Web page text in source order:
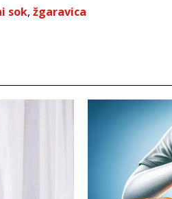
sok, žgaravica